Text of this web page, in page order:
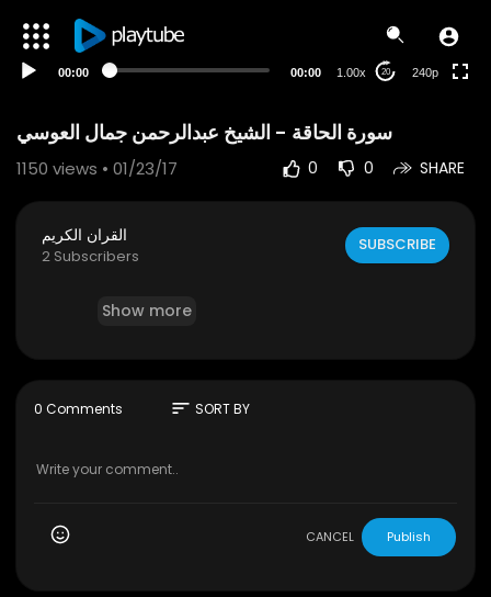
00:00 00:00 1.00x 20 240p
1150 views • 01/23/17 0 0 SHARE
القران الكريم
2 Subscribers
SUBSCRIBE
Show more
0 Comments sort SORT BY
CANCEL Publish